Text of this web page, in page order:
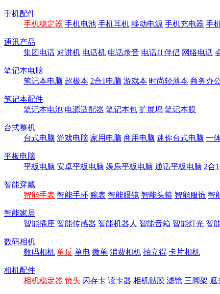
手机配件
手机稳定器 手机电池 手机耳机 移动电源 手机充电器 手
通讯产品
集团电话 对讲机 电话机 电话录音 电话IT伴侣 网络电话
笔记本电脑
笔记本电脑 超极本 2合1电脑 游戏本 时尚轻薄本 商务办
笔记本配件
笔记本电池 电源适配器 笔记本包 扩展坞 笔记本膜
台式整机
台式电脑 游戏电脑 家用电脑 商用电脑 迷你台式电脑 一
平板电脑
平板电脑 安卓平板电脑 娱乐平板电脑 通话平板电脑 2合
智能穿戴
智能手表 智能手环 腕表 智能眼镜 智能头箍 智能服饰 智
智能家居
智能插座 智能传感器 智能机器人 智能音箱 智能灯光 智
数码相机
数码相机 单反 单电 微单 消费相机 拍立得 卡片相机
相机配件
相机稳定器 镜头 闪存卡 读卡器 相机贴膜 滤镜 三脚架 遮